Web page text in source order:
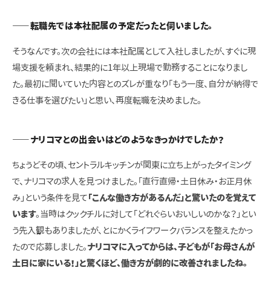
――転職先では本社配属の予定だったと伺いました。
そうなんです。次の会社には本社配属として入社しましたが、すぐに現
場支援を頼まれ、結果的に1年以上現場で勤務することになりまし
た。最初に聞いていた内容とのズレが重なり「もう一度、自分が納得で
きる仕事を選びたい」と思い、再度転職を決めました。
――ナリコマとの出会いはどのようなきっかけでしたか？
ちょうどその頃、セントラルキッチンが関東に立ち上がったタイミング
で、ナリコマの求人を見つけました。「直行直帰・土日休み・お正月休
み」という条件を見て 「こんな働き方があるんだ」と驚いたのを覚えて
います。当時はクックチルに対して「どれぐらいおいしいのかな？」とい
う先入観もありましたが、とにかくライフワークバランスを整えたかっ
たので応募しました。 ナリコマに入ってからは、子どもが「お母さんが
土日に家にいる！」と驚くほど、働き方が劇的に改善されましたね。